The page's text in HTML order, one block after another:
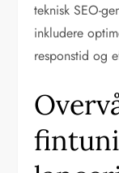
teknisk SEO-
inkludere
responstid og